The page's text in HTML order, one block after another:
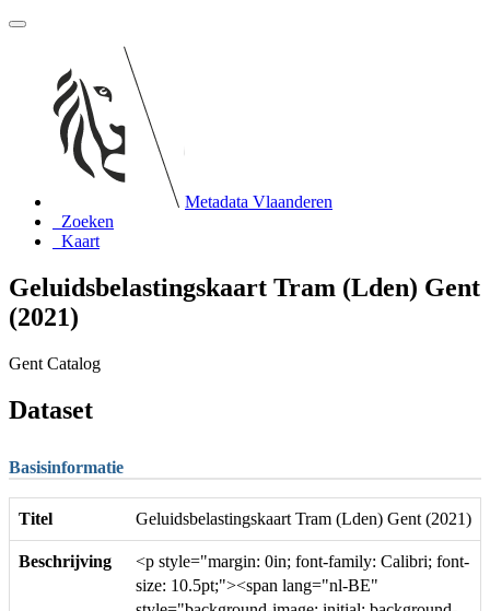
Metadata Vlaanderen
Zoeken
Kaart
Geluidsbelastingskaart Tram (Lden) Gent
(2021)
Gent Catalog
Dataset
Basisinformatie
Titel Geluidsbelastingskaart Tram (Lden) Gent (2021)
Beschrijving
<p style="margin: 0in; font-family: Calibri; font-
size: 10.5pt;"><span lang="nl-BE"